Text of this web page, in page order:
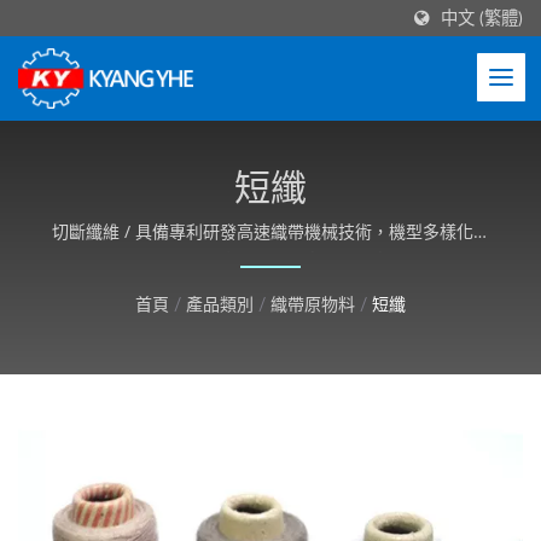
中文 (繁體)
短纖
切斷纖維 / 具備專利研發高速織帶機械技術，機型多樣化且
機台結構穩定性高，並可依客戶需求客製化。
首頁 / 產品類別 / 織帶原物料 / 短纖